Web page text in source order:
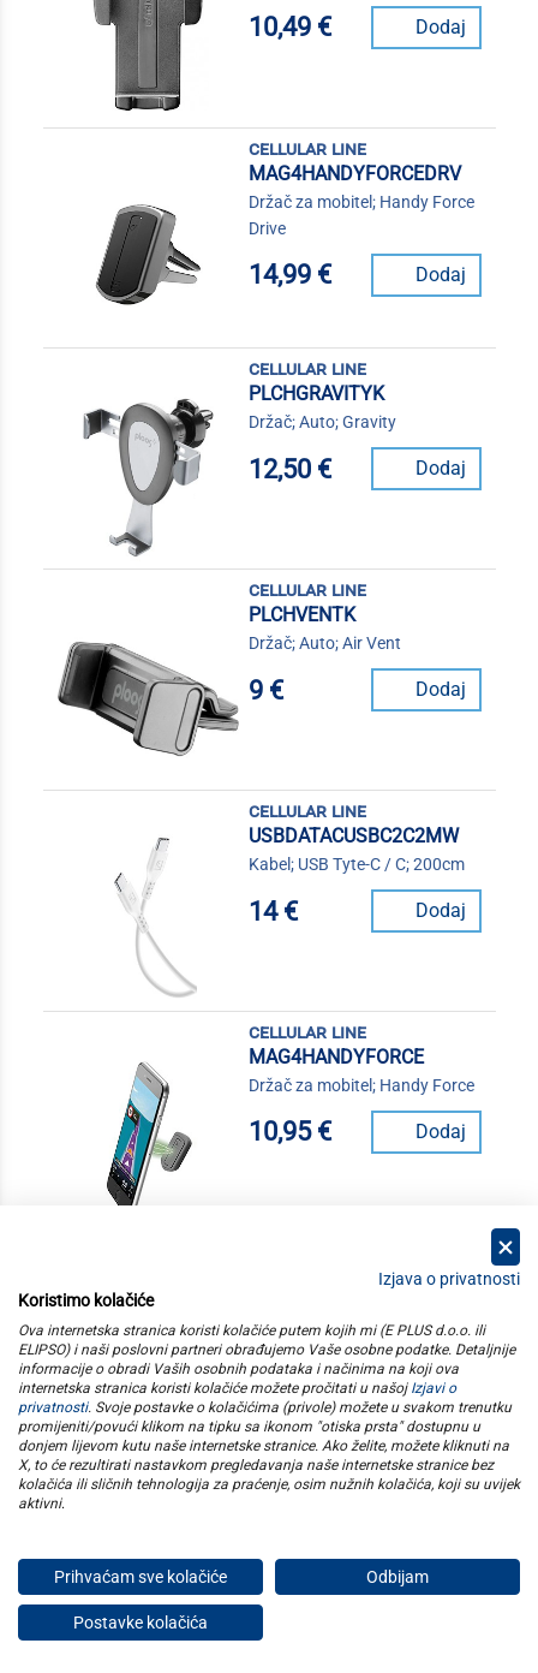
10,49 € Dodaj
cellular line
MAG4HANDYFORCEDRV
Držač za mobitel; Handy Force
Drive
14,99 € Dodaj
cellular line
PLCHGRAVITYK
Držač; Auto; Gravity
12,50 € Dodaj
cellular line
PLCHVENTK
Držač; Auto; Air Vent
9 € Dodaj
cellular line
USBDATACUSBC2C2MW
Kabel; USB Tyte-C / C; 200cm
14 € Dodaj
cellular line
MAG4HANDYFORCE
Držač za mobitel; Handy Force
10,95 € Dodaj
kategorije
elipso
informacije
pratite nas
E plus d.o.o. © Copyright 2026
Izjava o privatnosti
Koristimo kolačiće
Ova internetska stranica koristi kolačiće putem kojih mi (E PLUS d.o.o. ili
ELIPSO) i naši poslovni partneri obrađujemo Vaše osobne podatke. Detaljnije
informacije o obradi Vaših osobnih podataka i načinima na koji ova
internetska stranica koristi kolačiće možete pročitati u našoj Izjavi o
privatnosti. Svoje postavke o kolačićima (privole) možete u svakom trenutku
promijeniti/povući klikom na tipku sa ikonom "otiska prsta" dostupnu u
donjem lijevom kutu naše internetske stranice. Ako želite, možete kliknuti na
X, to će rezultirati nastavkom pregledavanja naše internetske stranice bez
kolačića ili sličnih tehnologija za praćenje, osim nužnih kolačića, koji su uvijek
aktivni.
Prihvaćam sve kolačiće Odbijam
Postavke kolačića